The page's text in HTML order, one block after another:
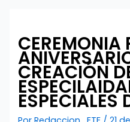
CEREMONIA
CREACIÓN
ESPECIALES